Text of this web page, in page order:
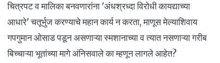
चित्रपट व मालिका बनवणारांना 'अंधश्रध्दा विरोधी कायद्याच्या
आधारे' चतूर्भुज करण्याचे महान कार्य न करता, माणूस मेल्याशिवाय
गपगुमान ओसाड पडून असणाऱ्या स्मशानाच्या व त्यात नसणाऱ्या गरीब
बिच्चाऱ्या भूतांच्या मागे अंनिसवाले का म्हणून लागले आहेत?